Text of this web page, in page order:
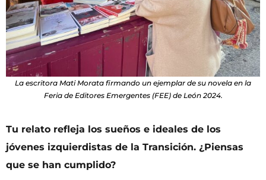
La escritora Mati Morata firmando un ejemplar de su novela en la
Feria de Editores Emergentes (FEE) de León 2024.
Tu relato refleja los sueños e ideales de los
jóvenes izquierdistas de la Transición. ¿Piensas
que se han cumplido?